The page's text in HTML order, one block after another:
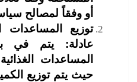
أو وفقاً لمصالح
توزيع المساعدات
عادلة: يتم في
المساعدات
حيث يتم توزيع